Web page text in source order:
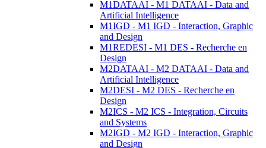
M1DATAAI - M1 DATAAI - Data and
Artificial Intelligence
M1IGD - M1 IGD - Interaction, Graphic
and Design
M1REDESI - M1 DES - Recherche en
Design
M2DATAAI - M2 DATAAI - Data and
Artificial Intelligence
M2DESI - M2 DES - Recherche en
Design
M2ICS - M2 ICS - Integration, Circuits
and Systems
M2IGD - M2 IGD - Interaction, Graphic
and Design